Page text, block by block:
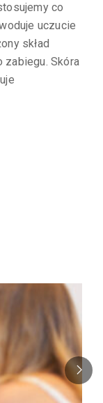
co
uczucie
skład
zabiegu. Skóra